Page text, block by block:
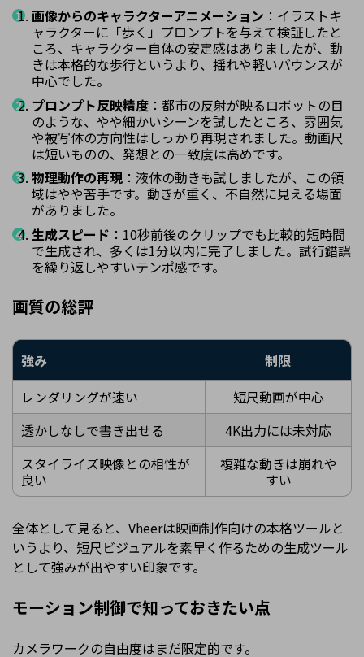
画像からのキャラクターアニメーション ：イラストキ
ャラクターに「歩く」プロンプトを与えて検証したと
ころ、キャラクター自体の安定感はありましたが、動
きは本格的な歩行というより、揺れや軽いバウンスが
中心でした。
プロンプト反映精度 ：都市の反射が映るロボットの目
のような、やや細かいシーンを試したところ、雰囲気
や被写体の方向性はしっかり再現されました。動画尺
は短いものの、発想との一致度は高めです。
物理動作の再現 ：液体の動きも試しましたが、この領
域はやや苦手です。動きが重く、不自然に見える場面
がありました。
生成スピード ：10秒前後のクリップでも比較的短時間
で生成され、多くは1分以内に完了しました。試行錯誤
を繰り返しやすいテンポ感です。
画質の総評
強み
制限
レンダリングが速い
短尺動画が中心
透かしなしで書き出せる
4K出力には未対応
スタイライズ映像との相性が
良い
複雑な動きは崩れや
すい
全体として見ると、Vheerは映画制作向けの本格ツールと
いうより、短尺ビジュアルを素早く作るための生成ツール
として強みが出やすい印象です。
モーション制御で知っておきたい点
カメラワークの自由度はまだ限定的です。